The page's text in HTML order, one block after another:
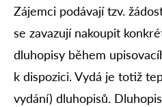
Zájemci podávají tzv.
se zavazují nakoupit
dluhopisy během
k dispozici. Vydá je totiž
vydání) dluhopisů.